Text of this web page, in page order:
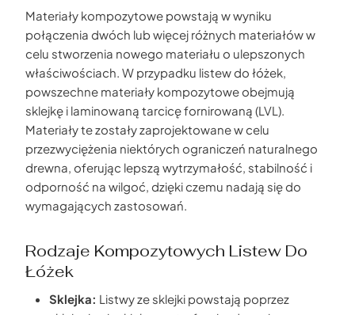
Materiały kompozytowe powstają w wyniku
połączenia dwóch lub więcej różnych materiałów w
celu stworzenia nowego materiału o ulepszonych
właściwościach. W przypadku listew do łóżek,
powszechne materiały kompozytowe obejmują
sklejkę i laminowaną tarcicę fornirowaną (LVL).
Materiały te zostały zaprojektowane w celu
przezwyciężenia niektórych ograniczeń naturalnego
drewna, oferując lepszą wytrzymałość, stabilność i
odporność na wilgoć, dzięki czemu nadają się do
wymagających zastosowań.
Rodzaje Kompozytowych Listew Do
Łóżek
Sklejka: Listwy ze sklejki powstają poprzez